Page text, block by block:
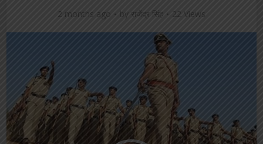
2 months ago by राजेंद्र सिंह 22 Views